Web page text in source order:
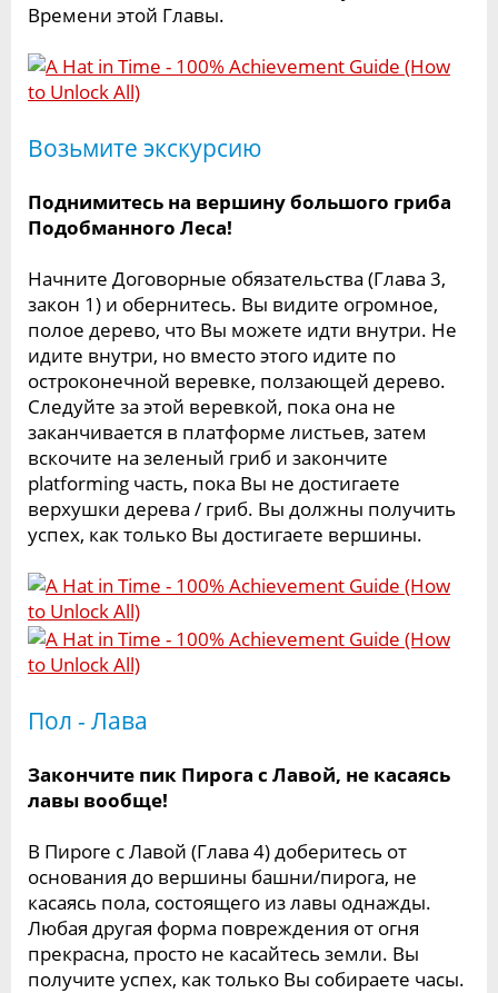
Времени этой Главы.
Возьмите экскурсию
Поднимитесь на вершину большого гриба
Подобманного Леса!
Начните Договорные обязательства (Глава 3,
закон 1) и обернитесь. Вы видите огромное,
полое дерево, что Вы можете идти внутри. Не
идите внутри, но вместо этого идите по
остроконечной веревке, ползающей дерево.
Следуйте за этой веревкой, пока она не
заканчивается в платформе листьев, затем
вскочите на зеленый гриб и закончите
platforming часть, пока Вы не достигаете
верхушки дерева / гриб. Вы должны получить
успех, как только Вы достигаете вершины.
Пол - Лава
Закончите пик Пирога с Лавой, не касаясь
лавы вообще!
В Пироге с Лавой (Глава 4) доберитесь от
основания до вершины башни/пирога, не
касаясь пола, состоящего из лавы однажды.
Любая другая форма повреждения от огня
прекрасна, просто не касайтесь земли. Вы
получите успех, как только Вы собираете часы.